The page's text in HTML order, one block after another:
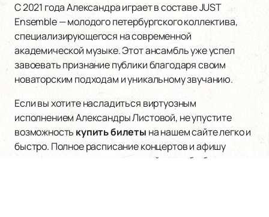
С 2021 года Александра играет в составе JUST
Ensemble — молодого петербургского коллектива,
специализирующегося на современной
академической музыке. Этот ансамбль уже успел
завоевать признание публики благодаря своим
новаторским подходам и уникальному звучанию.
Если вы хотите насладиться виртуозным
исполнением Александры Листовой, не упустите
возможность купить билеты на нашем сайте легко и
быстро. Полное расписание концертов и афишу
можно посмотреть на нашем сайте, чтобы быть в